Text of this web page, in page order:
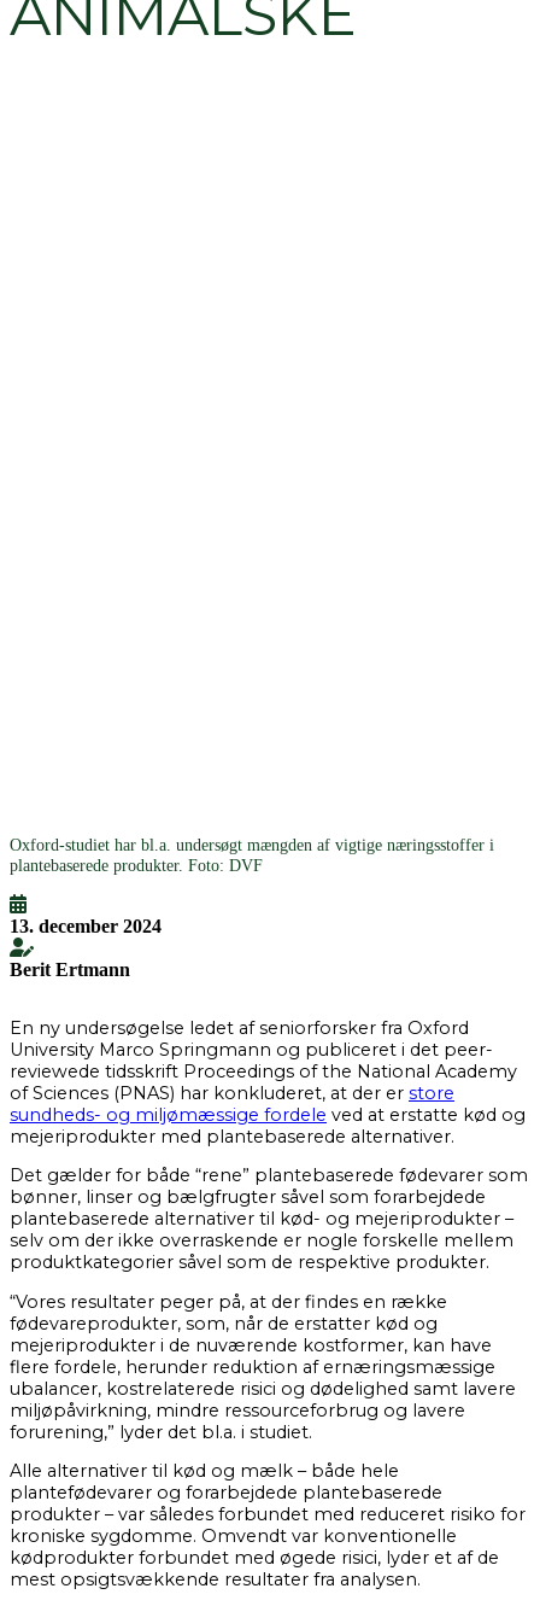
ANIMALSKE
Oxford-studiet har bl.a. undersøgt mængden af vigtige næringsstoffer i
plantebaserede produkter. Foto: DVF
13. december 2024
Berit Ertmann
En ny undersøgelse ledet af seniorforsker fra Oxford
University Marco Springmann og publiceret i det peer-
reviewede tidsskrift Proceedings of the National Academy
of Sciences (PNAS) har konkluderet, at der er store
sundheds- og miljømæssige fordele ved at erstatte kød og
mejeriprodukter med plantebaserede alternativer.
Det gælder for både “rene” plantebaserede fødevarer som
bønner, linser og bælgfrugter såvel som forarbejdede
plantebaserede alternativer til kød- og mejeriprodukter –
selv om der ikke overraskende er nogle forskelle mellem
produktkategorier såvel som de respektive produkter.
“Vores resultater peger på, at der findes en række
fødevareprodukter, som, når de erstatter kød og
mejeriprodukter i de nuværende kostformer, kan have
flere fordele, herunder reduktion af ernæringsmæssige
ubalancer, kostrelaterede risici og dødelighed samt lavere
miljøpåvirkning, mindre ressourceforbrug og lavere
forurening,” lyder det bl.a. i studiet.
Alle alternativer til kød og mælk – både hele
plantefødevarer og forarbejdede plantebaserede
produkter – var således forbundet med reduceret risiko for
kroniske sygdomme. Omvendt var konventionelle
kødprodukter forbundet med øgede risici, lyder et af de
mest opsigtsvækkende resultater fra analysen.